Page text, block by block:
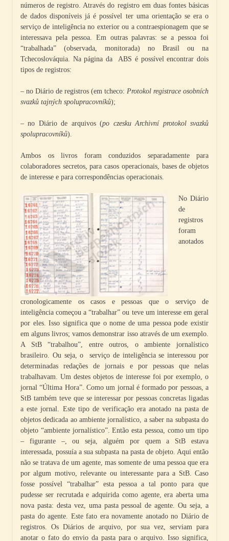
números de registro. Através do registro em duas fontes básicas
de dados disponíveis já é possível ter uma orientação se era o
serviço de inteligência no exterior ou a contraespionagem que se
interessava pela pessoa. Em outras palavras: se a pessoa foi
“trabalhada” (observada, monitorada) no Brasil ou na
Tchecoslováquia. Na página da ABS é possível encontrar dois
tipos de registros:
– no Diário de registros (em tcheco: Protokol registrace osobních
svazků tajných spolupracovníků);
– no Diário de arquivos (po czesku Archivní protokol svazků
spolupracovníků).
Ambos os livros foram conduzidos separadamente para
colaboradores secretos, para casos operacionais, bases de objetos
de interesse e para correspondências operacionais.
No Diário
de
registros
foram
anotados
cronologicamente os casos e pessoas que o serviço de
inteligência começou a “trabalhar” ou teve um interesse em geral
por eles. Isso significa que o nome de uma pessoa pode existir
em alguns livros; vamos demonstrar isso através de um exemplo.
A StB “trabalhou”, entre outros, o ambiente jornalístico
brasileiro. Ou seja, o serviço de inteligência se interessou por
determinadas redações de jornais e por pessoas que nelas
trabalhavam. Um destes objetos de interesse foi por exemplo, o
jornal “Última Hora”. Como um jornal é formado por pessoas, a
StB também teve que se interessar por pessoas concretas ligadas
a este jornal. Este tipo de verificação era anotado na pasta de
objetos dedicada ao ambiente jornalístico, a saber na subpasta do
objeto “ambiente jornalístico”. Então esta pessoa, como um tipo
– figurante –, ou seja, alguém por quem a StB estava
interessada, possuía a sua subpasta na pasta de objeto. Aqui então
não se tratava de um agente, mas somente de uma pessoa que era
por algum motivo, relevante ou interessante para a StB. Caso
fosse possível “trabalhar” esta pessoa a tal ponto para que
pudesse ser recrutada e adquirida como agente, era aberta uma
nova pasta: desta vez, uma pasta pessoal de agente. Ou seja, a
pasta do agente. Este fato era novamente anotado no Diário de
registros. Os Diários de arquivo, por sua vez, serviam para
anotar o fato do envio da pasta para o arquivo. Isso significa,